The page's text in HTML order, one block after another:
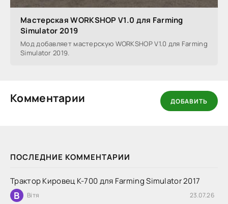
ПОСЛЕДНИЕ КОММЕНТАРИИ
Трактор Кировец К-700 для Farming Simulator 2017
В Вітя 23.07.26
Мастерская WORKSHOP V1.0 для Farming
Simulator 2019
Мод добавляет мастерскую WORKSHOP V1.0 для Farming
Simulator 2019.
Комментарии ДОБАВИТЬ